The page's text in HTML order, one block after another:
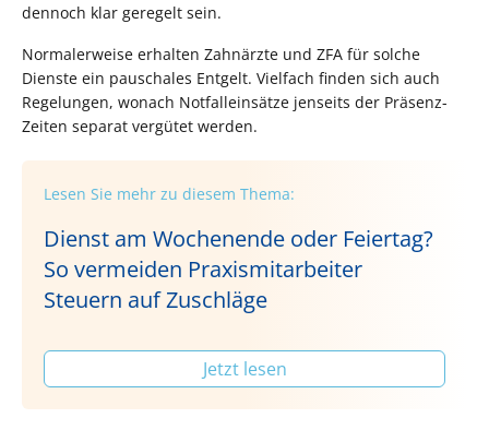
dennoch klar geregelt sein.
Normalerweise erhalten Zahnärzte und ZFA für solche
Dienste ein pauschales Entgelt. Vielfach finden sich auch
Regelungen, wonach Notfalleinsätze jenseits der Präsenz-
Zeiten separat vergütet werden.
Lesen Sie mehr zu diesem Thema:
Dienst am Wochenende oder Feiertag?
So vermeiden Praxismitarbeiter
Steuern auf Zuschläge
Jetzt lesen